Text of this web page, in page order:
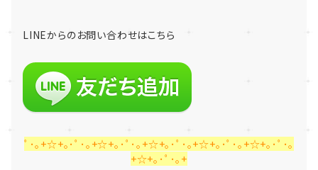
LINEからのお問い合わせはこちら
ﾟ･｡+☆+｡･ﾟ･｡+☆+｡･ﾟ･｡+☆+｡･ﾟ･｡+☆+｡･ﾟ･｡+☆+｡･ﾟ･｡
+☆+｡･ﾟ･｡+